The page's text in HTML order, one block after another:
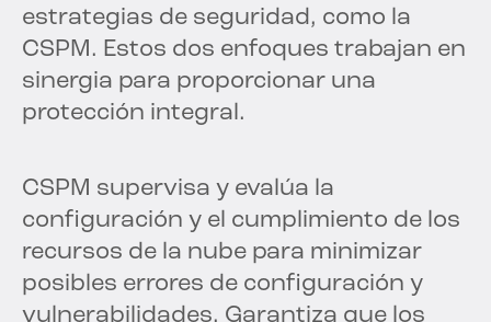
estrategias de seguridad, como la
CSPM. Estos dos enfoques trabajan en
sinergia para proporcionar una
protección integral.
CSPM supervisa y evalúa la
configuración y el cumplimiento de los
recursos de la nube para minimizar
posibles errores de configuración y
vulnerabilidades. Garantiza que los